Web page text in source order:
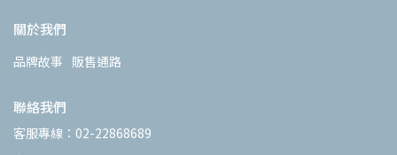
關於我們
品牌故事 販售通路
聯絡我們
客服專線：02-22868689